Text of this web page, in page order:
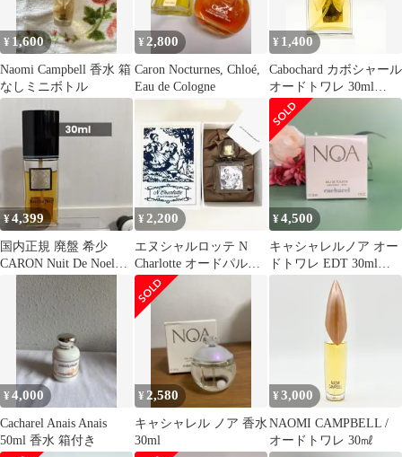
¥ 1,600
Naomi Campbell 香水 箱
なしミニボトル
¥ 2,800
Caron Nocturnes, Chloé,
Eau de Cologne
¥ 1,400
Cabochard カボシャール
オードトワレ 30ml
Parfums Grès 使用品
¥4,399
国内正規 廃盤 希少
CARON Nuit De Noel
EDT 30ml
¥2,200
エヌシャルロッテ N
Charlotte オードパルフ
ァム 香水 限定 箱付き
¥4,500
キャシャレルノア オー
ドトワレ EDT 30ml
CACHAREL NOA
¥4,000
Cacharel Anais Anais
50ml 香水 箱付き
¥ 2,580
キャシャレル ノア 香水
30ml
¥3,000
NAOMI CAMPBELL /
オードトワレ 30㎖